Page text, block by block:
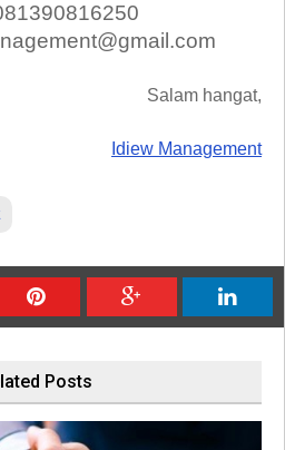
Salam hangat,
Idiew Management
Posts